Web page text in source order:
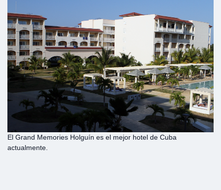
El Grand Memories Holguín es el mejor hotel de Cuba
actualmente.